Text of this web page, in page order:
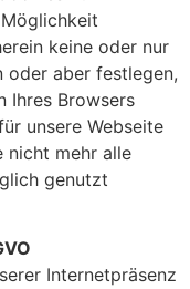
keine oder nur
oder aber festlegen,
Ihres Browsers
unsere Webseite
nicht mehr alle
genutzt
Internetpräsenz